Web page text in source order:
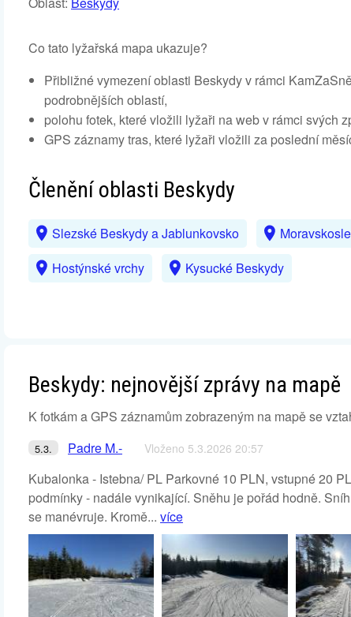
Co tato lyžařská mapa ukazuje?
Přibližné vymezení oblasti Beskydy v rámci
podrobnějších oblastí,
polohu fotek, které vložili lyžaři na web v rámci svých
GPS záznamy tras, které lyžaři vložili za poslední
Členění oblasti Beskydy
Slezské Beskydy a Jablunkovsko
Hostýnské vrchy
Kysucké Beskydy
Beskydy: nejnovější zprávy na mapě
K fotkám a GPS záznamům zobrazeným na mapě se
5.3. Padre M.- Vloženo 5.3.2026 20:57
Kubalonka - Istebna/ PL Parkovné 10 PLN, vstupné 20
podmínky - nadále vynikající. Sněhu je pořád hodně.
se manévruje. Kromě... více